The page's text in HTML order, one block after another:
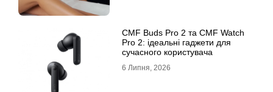
CMF Buds Pro 2 та CMF Watch
Pro 2: ідеальні гаджети для
сучасного користувача
6 Липня, 2026